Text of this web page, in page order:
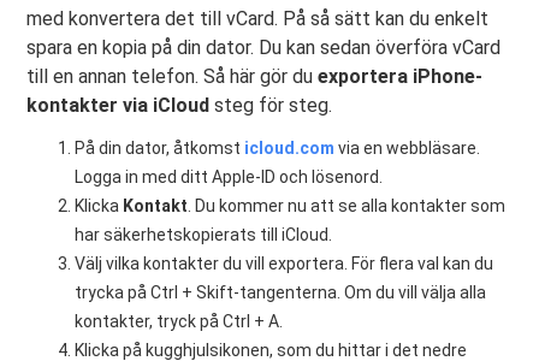
med konvertera det till vCard. På så sätt kan du enkelt
spara en kopia på din dator. Du kan sedan överföra vCard
till en annan telefon. Så här gör duexportera iPhone-
kontakter via iCloud steg för steg.
På din dator, åtkomst icloud.com via en webbläsare.
Logga in med ditt Apple-ID och lösenord.
Klicka Kontakt . Du kommer nu att se alla kontakter som
har säkerhetskopierats till iCloud.
Välj vilka kontakter du vill exportera. För flera val kan du
trycka på Ctrl + Skift-tangenterna. Om du vill välja alla
kontakter, tryck på Ctrl + A.
Klicka på kugghjulsikonen, som du hittar i det nedre